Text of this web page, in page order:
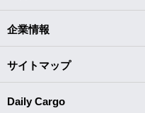
企業情報
サイトマップ
Daily Cargo